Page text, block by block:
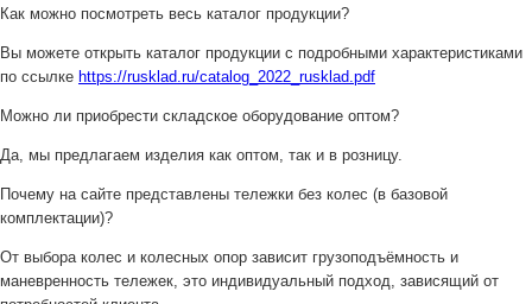
Как можно посмотреть весь каталог продукции?
Вы можете открыть каталог продукции с подробными характеристиками
по ссылке https://rusklad.ru/catalog_2022_rusklad.pdf
Можно ли приобрести складское оборудование оптом?
Да, мы предлагаем изделия как оптом, так и в розницу.
Почему на сайте представлены тележки без колес (в базовой
комплектации)?
От выбора колес и колесных опор зависит грузоподъёмность и
маневренность тележек, это индивидуальный подход, зависящий от